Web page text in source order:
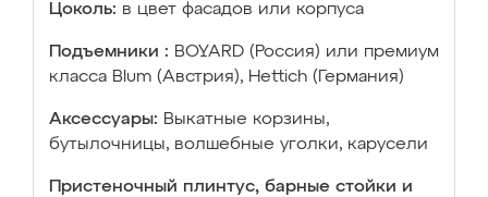
Цоколь: в цвет фасадов или корпуса
Подъемники : BOYARD (Россия) или премиум
класса Blum (Австрия), Hettich (Германия)
Аксессуары: Выкатные корзины,
бутылочницы, волшебные уголки, карусели
Пристеночный плинтус, барные стойки и